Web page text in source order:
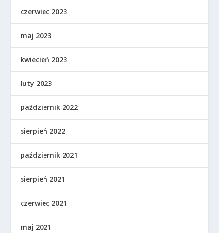
czerwiec 2023
maj 2023
kwiecień 2023
luty 2023
październik 2022
sierpień 2022
październik 2021
sierpień 2021
czerwiec 2021
maj 2021